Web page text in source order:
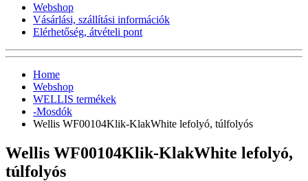
Webshop
Vásárlási, szállítási információk
Elérhetőség, átvételi pont
Home
Webshop
WELLIS termékek
-Mosdók
Wellis WF00104Klik-KlakWhite lefolyó, túlfolyós
Wellis WF00104Klik-KlakWhite lefolyó,
túlfolyós